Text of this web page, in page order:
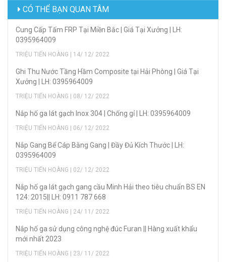
CÓ THỂ BẠN QUAN TÂM
Cung Cấp Tấm FRP Tại Miền Bắc | Giá Tại Xưởng | LH:
0395964009
TRIỆU TIẾN HOÀNG | 14/ 12/ 2022
Ghi Thu Nước Tầng Hầm Composite tại Hải Phòng | Giá Tại
Xưởng | LH: 0395964009
TRIỆU TIẾN HOÀNG | 08/ 12/ 2022
Nắp hố ga lát gạch Inox 304 | Chống gỉ | LH: 0395964009
TRIỆU TIẾN HOÀNG | 06/ 12/ 2022
Nắp Gang Bể Cáp Bằng Gang | Đầy Đủ Kích Thước | LH:
0395964009
TRIỆU TIẾN HOÀNG | 02/ 12/ 2022
Nắp hố ga lát gạch gang cầu Minh Hải theo tiêu chuẩn BS EN
124: 2015|| LH: 0911 787 668
TRIỆU TIẾN HOÀNG | 24/ 11/ 2022
Nắp hố ga sử dụng công nghệ đúc Furan || Hàng xuất khẩu
mới nhất 2023
TRIỆU TIẾN HOÀNG | 23/ 11/ 2022